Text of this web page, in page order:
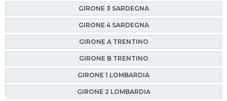
GIRONE 3 SARDEGNA
GIRONE 4 SARDEGNA
GIRONE A TRENTINO
GIRONE B TRENTINO
GIRONE 1 LOMBARDIA
GIRONE 2 LOMBARDIA